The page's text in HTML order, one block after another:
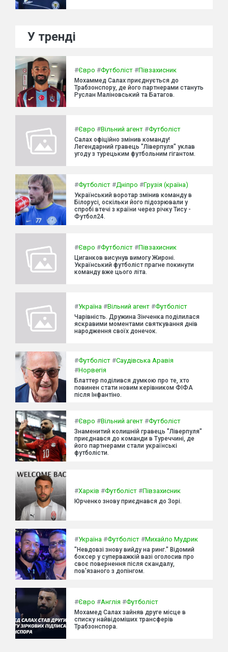
У тренді
#Євро #Футболіст #Півзахисник
Мохаммед Салах приєднується до
Трабзонспору, де його партнерами стануть
Руслан Маліновський та Батагов.
#Євро #Вільний агент #Футболіст
Салах офіційно змінив команду!
Легендарний гравець "Ліверпуля" уклав
угоду з турецьким футбольним гігантом.
#Футболіст #Дніпро #Грузія (країна)
Український воротар змінив команду в
Білорусі, оскільки його підозрювали у
спробі втечі з країни через річку Тису -
Футбол24.
#Євро #Футболіст #Півзахисник
Циганков висунув вимогу Жироні.
Український футболіст прагне покинути
команду вже цього літа.
#Україна #Вільний агент #Футболіст
Чарівність. Дружина Зінченка поділилася
яскравими моментами святкування днів
народження своїх донечок.
#Футболіст #Саудівська Аравія
#Норвегія
Блаттер поділився думкою про те, хто
повинен стати новим керівником ФІФА
після Інфантіно.
#Євро #Вільний агент #Футболіст
Знаменитий колишній гравець "Ліверпуля"
приєднався до команди в Туреччині, де
його партнерами стали українські
футболісти.
#Харків #Футболіст #Півзахисник
Юрченко знову приєднався до Зорі.
#Україна #Футболіст #Михайло Мудрик
"Невдовзі знову вийду на ринг." Відомий
боксер у суперважкій вазі оголосив про
своє повернення після скандалу,
пов'язаного з допінгом.
#Євро #Англія #Футболіст
Мохамед Салах зайняв друге місце в
списку найвідоміших трансферів
Трабзонспора.